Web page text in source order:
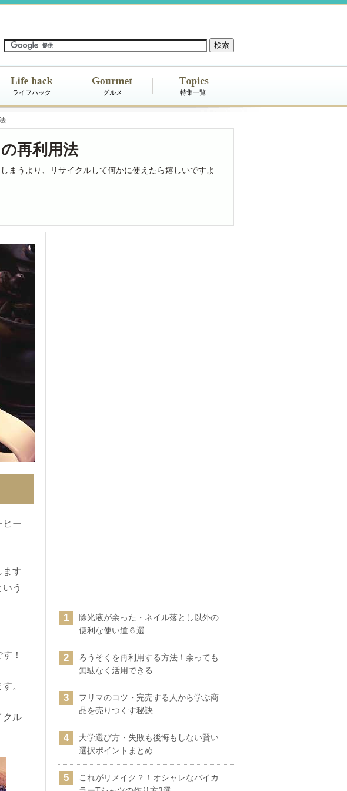
ライフハック グルメ 特集一覧
再利用法
まうより、リサイクルして何かに使えたら嬉しいですよ
ヒー
ます
う
！
。
クル
除光液が余った・ネイル落とし以外の
便利な使い道６選
ろうそくを再利用する方法！余っても
無駄なく活用できる
フリマのコツ・完売する人から学ぶ商
品を売りつくす秘訣
大学選び方・失敗も後悔もしない賢い
選択ポイントまとめ
これがリメイク？！オシャレなバイカ